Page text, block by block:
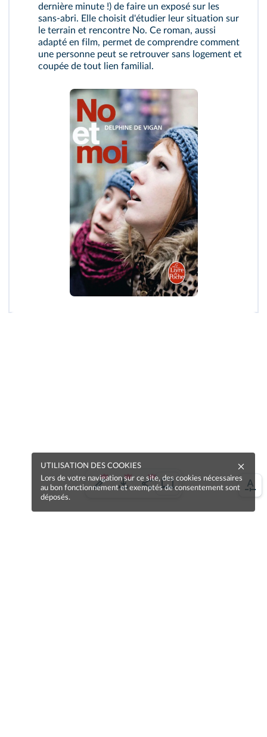
dernière minute !) de faire un exposé sur les
sans-abri. Elle choisit d'étudier leur situation sur
le terrain et rencontre No. Ce roman, aussi
adapté en film, permet de comprendre comment
une personne peut se retrouver sans logement et
coupée de tout lien familial.
UTILISATION DES COOKIES
Lors de votre navigation sur ce site, des cookies nécessaires
au bon fonctionnement et exemptés de consentement sont
déposés.